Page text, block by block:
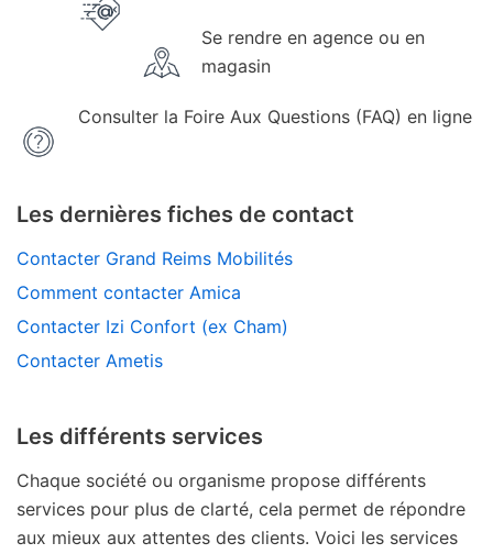
Se rendre en agence ou en
magasin
Consulter la Foire Aux Questions (FAQ) en ligne
Les dernières fiches de contact
Contacter Grand Reims Mobilités
Comment contacter Amica
Contacter Izi Confort (ex Cham)
Contacter Ametis
Les différents services
Chaque société ou organisme propose différents
services pour plus de clarté, cela permet de répondre
aux mieux aux attentes des clients. Voici les services